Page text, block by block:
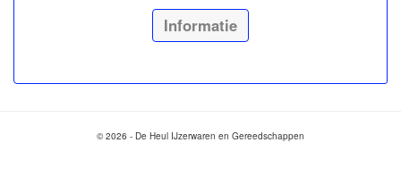
Informatie
© 2026 - De Heul IJzerwaren en Gereedschappen